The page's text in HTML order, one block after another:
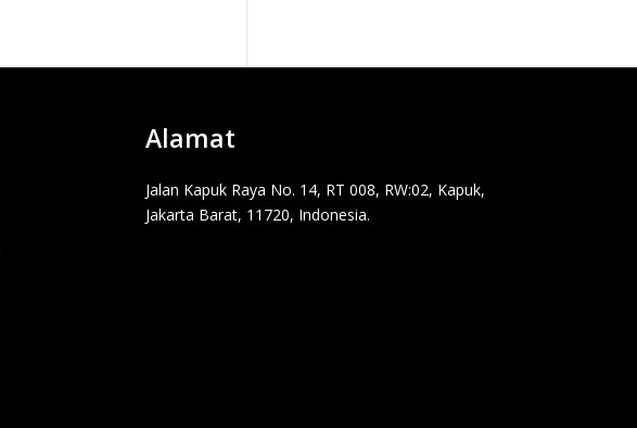
Alamat
Jalan Kapuk Raya No. 14, RT 008, RW:02, Kapuk,
Jakarta Barat, 11720, Indonesia.